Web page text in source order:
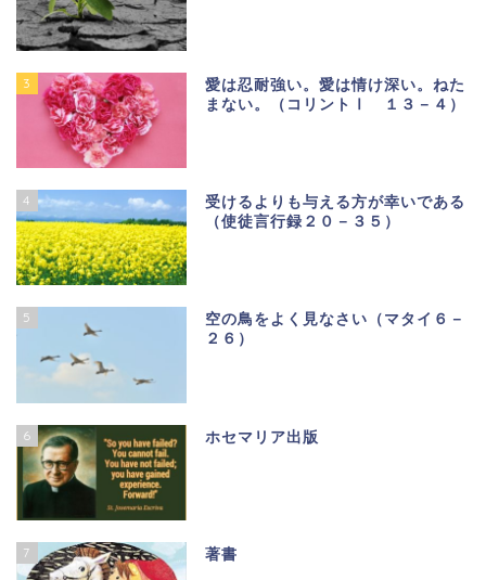
3
愛は忍耐強い。愛は情け深い。ねた
まない。（コリントⅠ １３－４）
4
受けるよりも与える方が幸いである
（使徒言行録２０－３５）
5
空の鳥をよく見なさい（マタイ６－
２６）
6 ホセマリア出版
7 著書